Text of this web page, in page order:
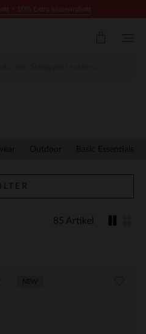
Outdoor Basic Essentials
85 Artikel